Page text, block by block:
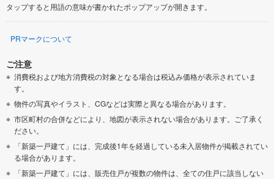
タップすると用語の意味が書かれたポップアップが開きます。
PRマークについて
ご注意
消費税および地方消費税の対象となる場合は税込み価格が表示されていま
す。
物件の写真やイラスト、CGなどは実際と異なる場合があります。
市区町村の合併などにより、地図が表示されない場合があります。ご了承く
ださい。
「新築一戸建て」には、完成後1年を経過している未入居物件が掲載されてい
る場合があります。
「新築一戸建て」には、販売住戸が複数の物件は、全ての住戸に該当しない